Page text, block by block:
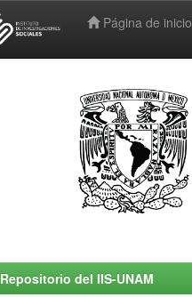
Página de inicio
Repositorio del IIS-UNAM